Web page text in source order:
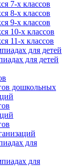
7-х классов
8-х классов
9-х классов
10-х классов
11-х классов
для детей
для детей
дошкольных
для
для